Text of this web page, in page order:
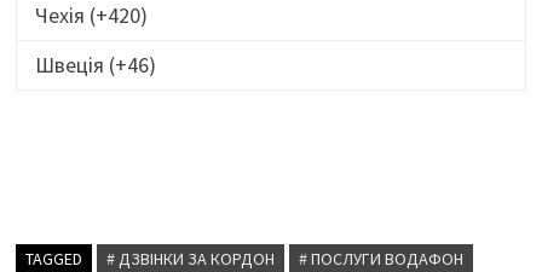
Чехія (+420)
Швеція (+46)
TAGGED # ДЗВІНКИ ЗА КОРДОН # ПОСЛУГИ ВОДАФОН